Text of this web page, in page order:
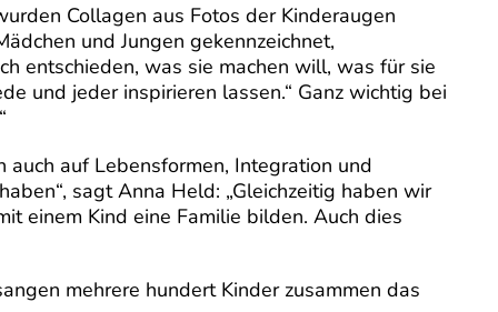
Collagen aus Fotos der Kinderaugen
und Jungen gekennzeichnet,
entschieden, was sie machen will, was für sie
und jeder inspirieren lassen.“ Ganz wichtig bei
auf Lebensformen, Integration und
sagt Anna Held: „Gleichzeitig haben wir
einem Kind eine Familie bilden. Auch dies
mehrere hundert Kinder zusammen das